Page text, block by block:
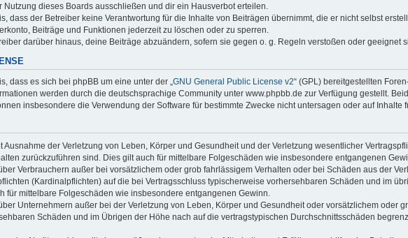
Nutzung dieses Boards ausschließen und dir ein Hausverbot erteilen.
dass der Betreiber keine Verantwortung für die Inhalte von Beiträgen übernimmt, die er nicht selbst
Beiträge und Funktionen jederzeit zu löschen oder zu sperren.
darüber hinaus, deine Beiträge abzuändern, sofern sie gegen o. g. Regeln verstoßen oder geeignet
dass es sich bei phpBB um eine unter der „GNU General Public License v2“ (GPL) bereitgestellten
werden durch die deutschsprachige Community unter www.phpbb.de zur Verfügung gestellt.
insbesondere die Verwendung der Software für bestimmte Zwecke nicht untersagen oder auf Inhalte
Ausnahme der Verletzung von Leben, Körper und Gesundheit und der Verletzung wesentlicher
zurückzuführen sind. Dies gilt auch für mittelbare Folgeschäden wie insbesondere entgangenen
Verbrauchern außer bei vorsätzlichem oder grob fahrlässigem Verhalten oder bei Schäden aus der
(Kardinalpflichten) auf die bei Vertragsschluss typischerweise vorhersehbaren Schäden und im
für mittelbare Folgeschäden wie insbesondere entgangenen Gewinn.
Unternehmern außer bei der Verletzung von Leben, Körper und Gesundheit oder vorsätzlichem oder
Schäden und im Übrigen der Höhe nach auf die vertragstypischen Durchschnittsschäden